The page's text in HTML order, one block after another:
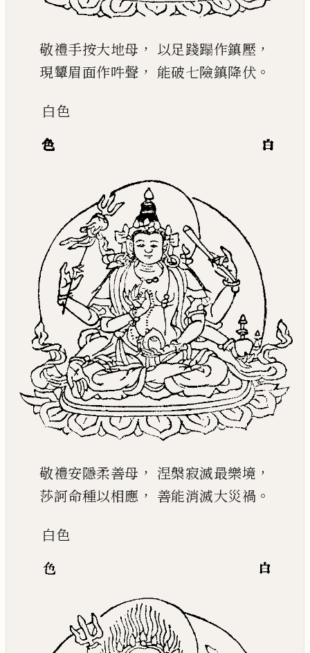
敬禮手按大地母 ， 以足踐蹋作鎮壓 ，
現顰眉面作吽聲 ， 能破七險鎮降伏 。
白色
敬禮安隱柔善母 ， 涅槃寂滅最樂境 ，
莎訶命種以相應 ， 善能消滅大災禍 。
白色